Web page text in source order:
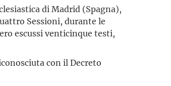
di Madrid (Spagna),
Sessioni, durante le
escussi venticinque testi,
con il Decreto